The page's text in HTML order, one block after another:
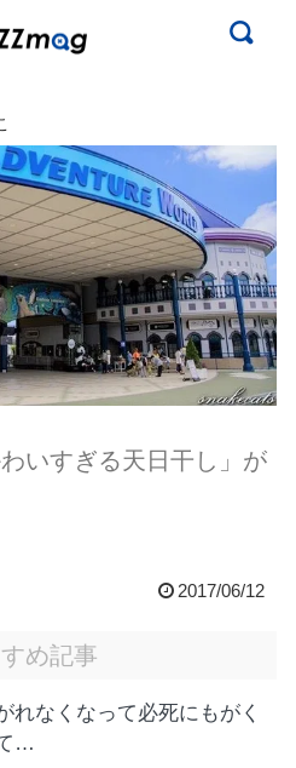
いすぎる天日干し」が
2017/06/12
め記事
れなくなって必死にもがく
…